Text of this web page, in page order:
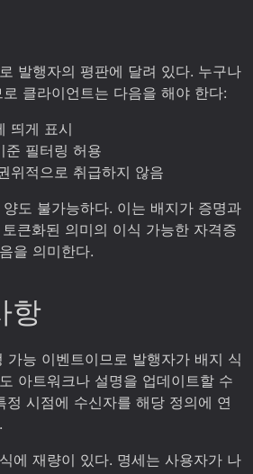
발행자의 평판에 달려 있다. 누구나
클라이언트는 다음을 해야 한다:
띄게 표시
준 필터링 허용
위적으로 취급하지 않음
도 불가능하다. 이는 배지가 증명과
큰화된 의미의 이식 가능한 자격증
을 의미한다.
항
가능 이벤트이므로 발행자가 배지 식
아트워크나 설명을 업데이트할 수
정 시점에 수신자를 해당 정의에 연
에 재량이 있다. 명세는 사용자가 나